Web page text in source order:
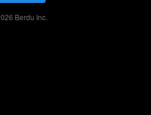
Berdu Inc.